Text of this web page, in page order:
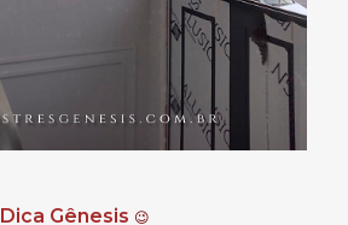
Dica Gênesis 😉